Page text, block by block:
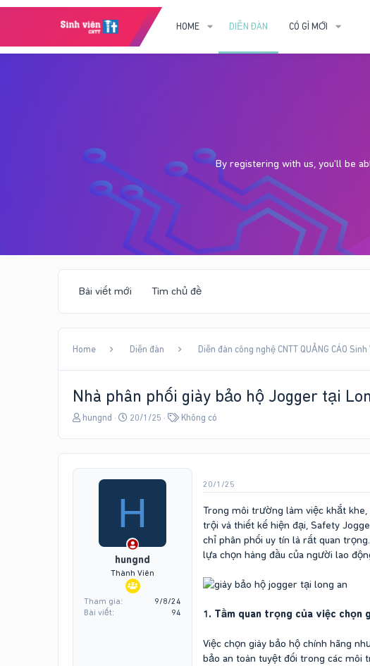
HOME DIỄN ĐÀN CÓ GÌ MỚI
By registering with us, you'll be
Bài viết mới Tìm chủ đề
Home Diễn đàn Diễn đàn công nghệ CNTT QUẢNG CÁO Sinh
Nhà phân phối giày bảo hộ Jogger tại
T
e
a
hungnd
N
y
g
ử
20/1/25
T
h
ó
Không có
H
hungnd
Thành Viên
Tham gia
9/8/24
Bài viết
94
20/1/25
Trong môi trường làm việc khắt
trội và thiết kế hiện đại, Safety
chỉ phân phối uy tín là rất quan
lựa chọn hàng đầu của người lao
1. Tầm quan trọng của việc chọn
Việc chọn giày bảo hộ chính hãng
bảo an toàn tuyệt đối trong các môi